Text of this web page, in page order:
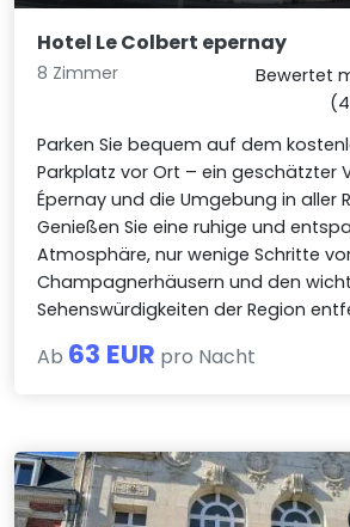
Hotel Le Colbert epernay
8 Zimmer
Bewertet
Parken Sie bequem auf dem
Parkplatz vor Ort – ein geschätzter
Épernay und die Umgebung in aller
Genießen Sie eine ruhige und
Atmosphäre, nur wenige Schritte
Champagnerhäusern und den
Sehenswürdigkeiten der Region
Ab 63 EUR pro Nacht